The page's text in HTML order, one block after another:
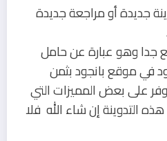
جديدة أو مراجعة جديدة
جدا وهو عبارة عن حامل
في موقع بانجود بثمن
على بعض المميزات التي
التدوينة إن شاء الله فلا